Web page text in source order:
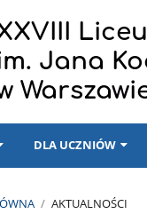
Jana
DLA UCZNIÓW
/ AKTUALNOŚCI